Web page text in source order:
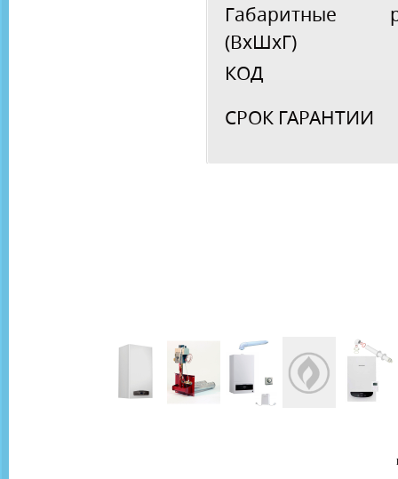
Габаритные
(ВхШхГ)
КОД
СРОК ГАРАНТИИ